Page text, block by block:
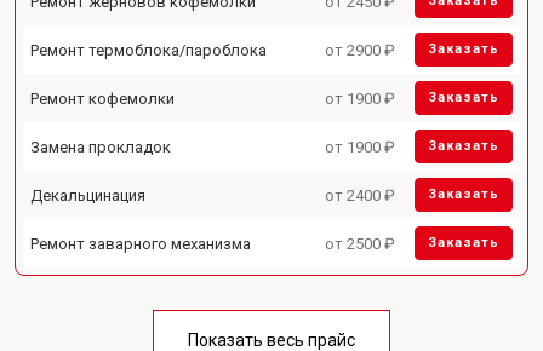
Ремонт термоблока/пароблока от 2900 ₽ Заказать
Ремонт кофемолки от 1900 ₽ Заказать
Замена прокладок от 1900 ₽ Заказать
Декальцинация от 2400 ₽ Заказать
Ремонт заварного механизма от 2500 ₽ Заказать
Показать весь прайс